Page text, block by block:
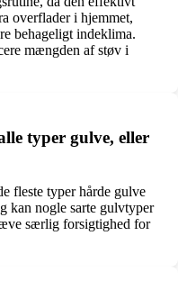
overflader i hjemmet,
behageligt indeklima.
mængden af støv i
typer gulve, eller
fleste typer hårde gulve
kan nogle sarte gulvtyper
særlig forsigtighed for